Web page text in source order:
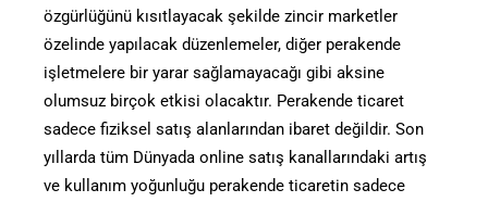
özgürlüğünü kısıtlayacak şekilde zincir marketler
özelinde yapılacak düzenlemeler, diğer perakende
işletmelere bir yarar sağlamayacağı gibi aksine
olumsuz birçok etkisi olacaktır. Perakende ticaret
sadece fiziksel satış alanlarından ibaret değildir. Son
yıllarda tüm Dünyada online satış kanallarındaki artış
ve kullanım yoğunluğu perakende ticaretin sadece